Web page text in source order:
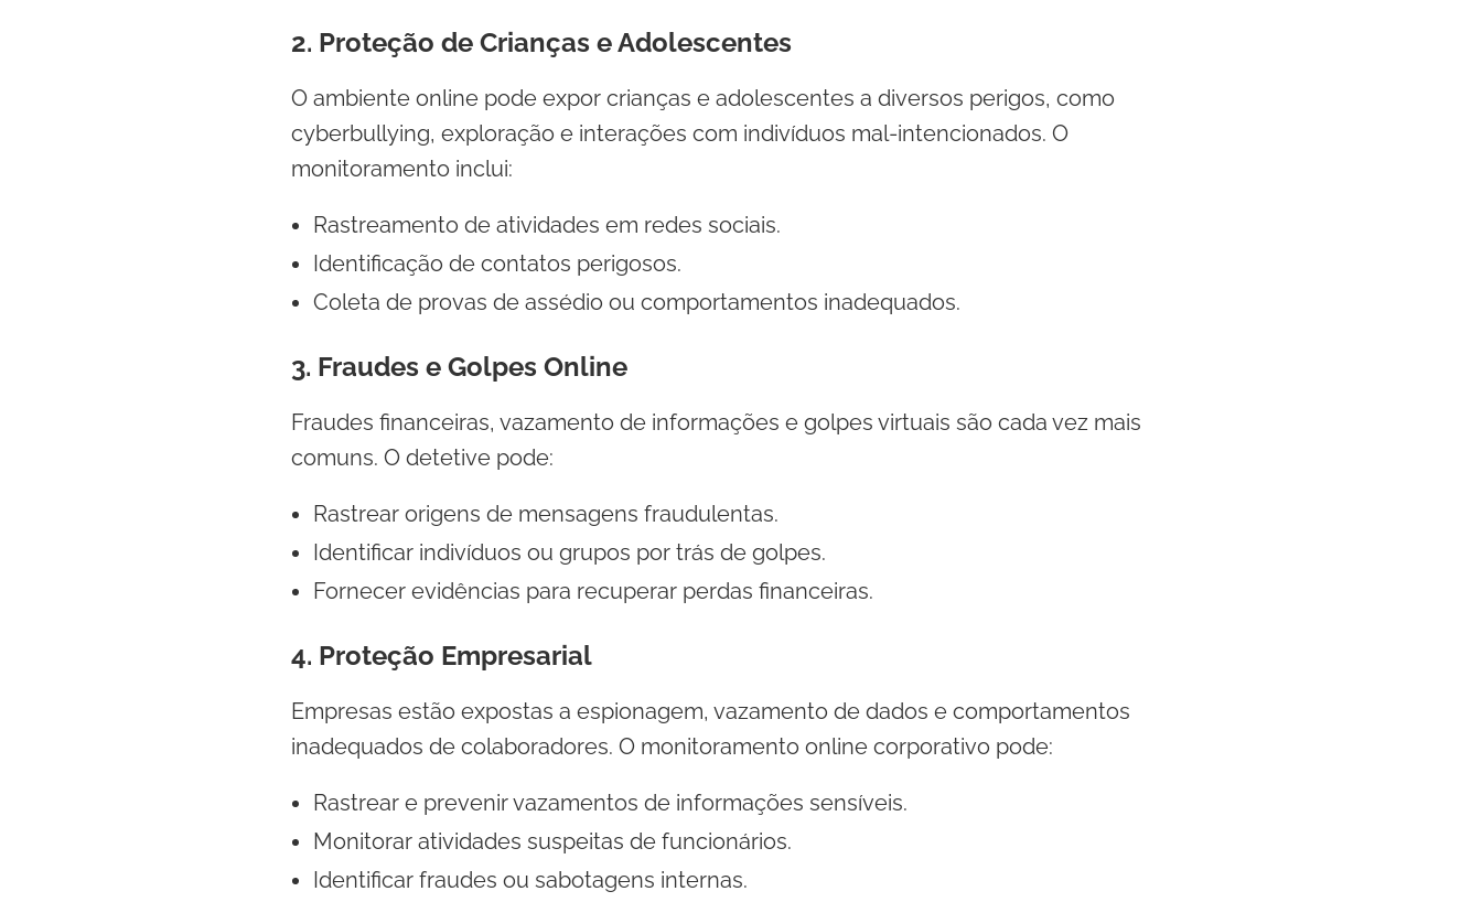
2. Proteção de Crianças e Adolescentes
O ambiente online pode expor crianças e adolescentes a diversos perigos, como
cyberbullying, exploração e interações com indivíduos mal-intencionados. O
monitoramento inclui:
Rastreamento de atividades em redes sociais.
Identificação de contatos perigosos.
Coleta de provas de assédio ou comportamentos inadequados.
3. Fraudes e Golpes Online
Fraudes financeiras, vazamento de informações e golpes virtuais são cada vez mais
comuns. O detetive pode:
Rastrear origens de mensagens fraudulentas.
Identificar indivíduos ou grupos por trás de golpes.
Fornecer evidências para recuperar perdas financeiras.
4. Proteção Empresarial
Empresas estão expostas a espionagem, vazamento de dados e comportamentos
inadequados de colaboradores. O monitoramento online corporativo pode:
Rastrear e prevenir vazamentos de informações sensíveis.
Monitorar atividades suspeitas de funcionários.
Identificar fraudes ou sabotagens internas.